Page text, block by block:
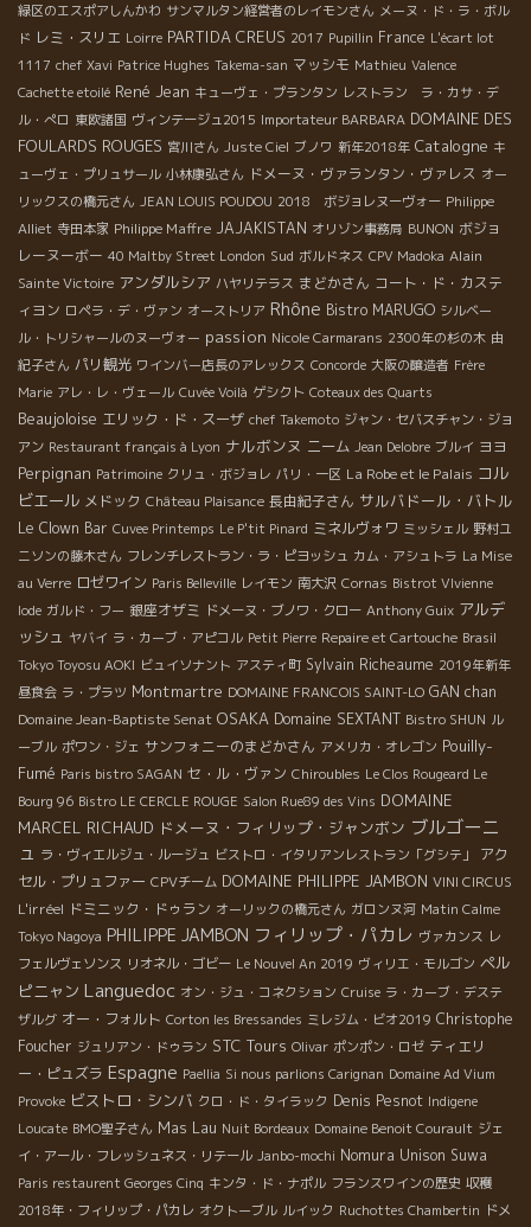
緑区のエスポアしんかわ サンマルタン経営者のレイモンさん メーヌ・ド・ラ・ボル
ド レミ・スリエ Loirre PARTIDA CREUS 2017 Pupillin France L'écart lot
1117 chef Xavi Patrice Hughes Takema-san マッシモ Mathieu Valence
Cachette etoilé René Jean キューヴェ・プランタン レストラン ラ・カサ・デ
ル・ぺロ 東欧諸国 ヴィンテージュ2015 Importateur BARBARA DOMAINE DES
FOULARDS ROUGES 宮川さん Juste Ciel ブノワ 新年2018年 Catalogne キ
ューヴェ・プリュサール 小林康弘さん ドメーヌ・ヴァランタン・ヴァレス オー
リックスの橋元さん JEAN LOUIS POUDOU 2018 ボジョレヌーヴォー Philippe
Alliet 寺田本家 Philippe Maffre JAJAKISTAN オリゾン事務局 BUNON ボジョ
レーヌーボー 40 Maltby Street London Sud ボルドネス CPV Madoka Alain
Sainte Victoire アンダルシア ハヤリテラス まどかさん コート・ド・カステ
ィヨン ロペラ・デ・ヴァン オーストリア Rhône Bistro MARUGO シルベー
ル・トリシャールのヌーヴォー passion Nicole Carmarans 2300年の杉の木 由
紀子さん パリ観光 ワインバー店長のアレックス Concorde 大阪の醸造者 Frère
Marie アレ・レ・ヴェール Cuvée Voilà ゲシクト Coteaux des Quarts
Beaujoloise エリック・ド・スーザ chef Takemoto ジャン・セバスチャン・ジョ
アン Restaurant français à Lyon ナルボンヌ ニーム Jean Delobre ブルイ ヨヨ
Perpignan Patrimoine クリュ・ボジョレ パリ・一区 La Robe et le Palais コル
ビエール メドック Château Plaisance 長由紀子さん サルバドール・バトル
Le Clown Bar Cuvee Printemps Le P'tit Pinard ミネルヴォワ ミッシェル 野村ユ
ニソンの藤木さん フレンチレストラン・ラ・ピヨッシュ カム・アシュトラ La Mise
au Verre ロゼワイン Paris Belleville レイモン 南大沢 Cornas Bistrot VIvienne
Iode ガルド・フー 銀座オザミ ドメーヌ・ブノワ・クロー Anthony Guix アルデ
ッシュ ヤバイ ラ・カーブ・アピコル Petit Pierre Repaire et Cartouche Brasil
Tokyo Toyosu AOKI ビュイソナント アスティ町 Sylvain Richeaume 2019年新年
昼食会 ラ・プラツ Montmartre DOMAINE FRANCOIS SAINT-LO GAN chan
Domaine Jean-Baptiste Senat OSAKA Domaine SEXTANT Bistro SHUN ル
ーブル ポワン・ジェ サンフォニーのまどかさん アメリカ・オレゴン Pouilly-
Fumé Paris bistro SAGAN セ・ル・ヴァン Chiroubles Le Clos Rougeard Le
Bourg 96 Bistro LE CERCLE ROUGE Salon Rue89 des Vins DOMAINE
MARCEL RICHAUD ドメーヌ・フィリップ・ジャンボン ブルゴーニ
ュ ラ・ヴィエルジュ・ルージュ ビストロ・イタリアンレストラン「グシテ」
アク
セル・プリュファー CPVチーム DOMAINE PHILIPPE JAMBON VINI CIRCUS
L'irréel ドミニック・ドゥラン オーリックの橋元さん ガロンヌ河 Matin Calme
Tokyo Nagoya PHILIPPE JAMBON フィリップ・パカレ ヴァカンス レ
フェルヴェソンス リオネル・ゴビー Le Nouvel An 2019 ヴィリエ・モルゴン ペル
ピニャン Languedoc オン・ジュ・コネクション Cruise ラ・カーブ・デステ
ザルグ オー・フォルト Corton les Bressandes ミレジム・ビオ2019 Christophe
Foucher ジュリアン・ドゥラン STC Tours Olivar ポンポン・ロゼ ティエリ
ー・ピュズラ Espagne Paellia Si nous parlions Carignan Domaine Ad Vium
Provoke ビストロ・シンバ クロ・ド・タイラック Denis Pesnot Indigene
Loucate BMO聖子さん Mas Lau Nuit Bordeaux Domaine Benoit Courault ジェ
イ・アール・フレッシュネス・リテール Janbo-mochi Nomura Unison Suwa
Paris restaurent Georges Cinq キンタ・ド・ナポル フランスワインの歴史 収穫
2018年・フィリップ・パカレ オクトーブル ルイック Ruchottes Chambertin ドメ